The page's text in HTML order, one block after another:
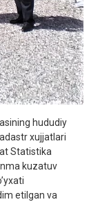
hududiy
xujjatlari
Statistika
kuzatuv
etilgan va